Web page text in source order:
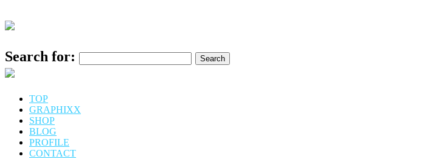
Search for:
TOP
GRAPHIXX
SHOP
BLOG
PROFILE
CONTACT